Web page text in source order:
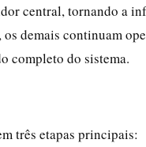
central, tornando a
demais continuam
completo do sistema.
três etapas principais: